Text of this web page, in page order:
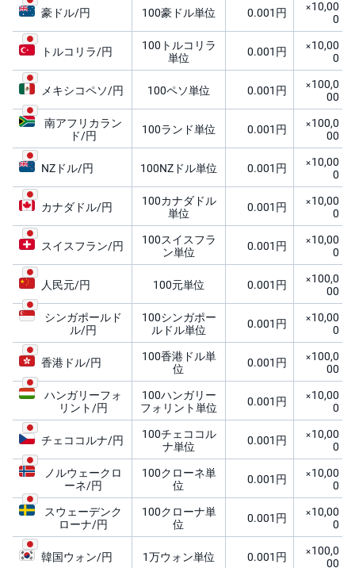
っ
株
3
6
5)
店
頭
C
D
S
T(
セ
ュ
リ
テ
ィ
・
ト
ー
ク
ン
S
BI
ラ
ッ
ロ
ボ
ア
ド
(R
O
B
P
R
O
豪ドル/円 100豪ドル単位 0.001円
×10,00
0
トルコリラ/円
100トルコリラ
単位
0.001円
×10,00
0
メキシコペソ/円 100ペソ単位 0.001円
×100,0
00
南アフリカラン
ド/円
100ランド単位 0.001円
×100,0
00
NZドル/円 100NZドル単位 0.001円
×10,00
0
カナダドル/円
100カナダドル
単位
0.001円
×10,00
0
スイスフラン/円
100スイスフラ
ン単位
0.001円
×10,00
0
人民元/円 100元単位 0.001円
×100,0
00
シンガポールド
ル/円
100シンガポー
ルドル単位
0.001円
×10,00
0
香港ドル/円
100香港ドル単
位
0.001円
×100,0
00
ハンガリーフォ
リント/円
100ハンガリー
フォリント単位
0.001円
×10,00
0
チェココルナ/円
100チェココル
ナ単位
0.001円
×10,00
0
ノルウェークロ
ーネ/円
100クローネ単
位
0.001円
×10,00
0
スウェーデンク
ローナ/円
100クローナ単
位
0.001円
×10,00
0
韓国ウォン/円 1万ウォン単位 0.001円
×100,0
00